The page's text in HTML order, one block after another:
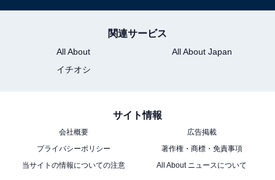
「八角香る 香港式叉焼（チャーシュー）」で作る
ホットサンド
関連サービス
All About
All About Japan
イチオシ
サイト情報
会社概要
広告掲載
プライバシーポリシー
著作権・商標・免責事項
当サイトの情報についての注意
All About ニュースについて